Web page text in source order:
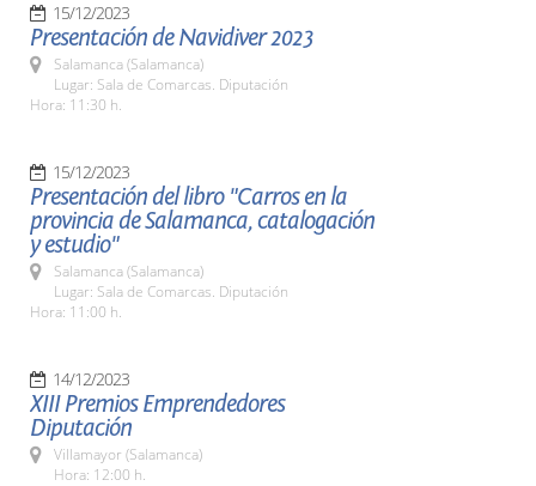
15/12/2023
Presentación de Navidiver 2023
Salamanca (Salamanca)
Lugar: Sala de Comarcas. Diputación
Hora: 11:30 h.
15/12/2023
Presentación del libro "Carros en la
provincia de Salamanca, catalogación
y estudio"
Salamanca (Salamanca)
Lugar: Sala de Comarcas. Diputación
Hora: 11:00 h.
14/12/2023
XIII Premios Emprendedores
Diputación
Villamayor (Salamanca)
Hora: 12:00 h.